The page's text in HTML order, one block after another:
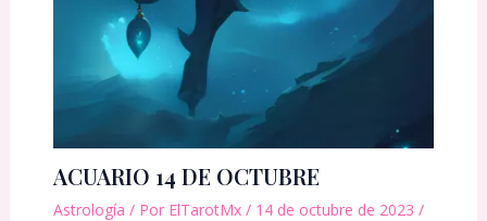
ACUARIO 14 DE OCTUBRE
Astrología / Por ElTarotMx / 14 de octubre de 2023 /